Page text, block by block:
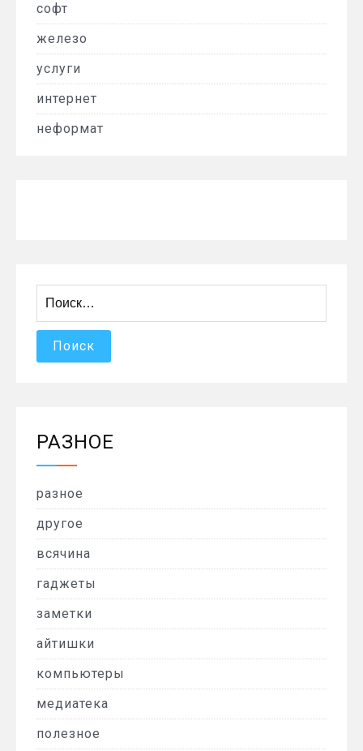
софт
железо
услуги
интернет
неформат
РАЗНОЕ
разное
другое
всячина
гаджеты
заметки
айтишки
компьютеры
медиатека
полезное